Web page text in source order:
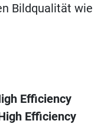
Bildqualität wie
Efficiency
Efficiency